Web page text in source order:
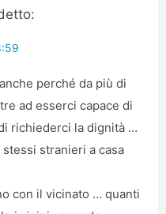
perché da più di
ad esserci capace di
richiederci la dignità …
stranieri a casa
con il vicinato … quanti